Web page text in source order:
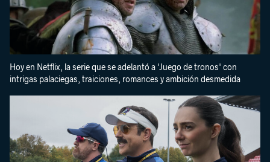
Hoy en Netflix, la serie que se adelantó a 'Juego de tronos' con
intrigas palaciegas, traiciones, romances y ambición desmedida